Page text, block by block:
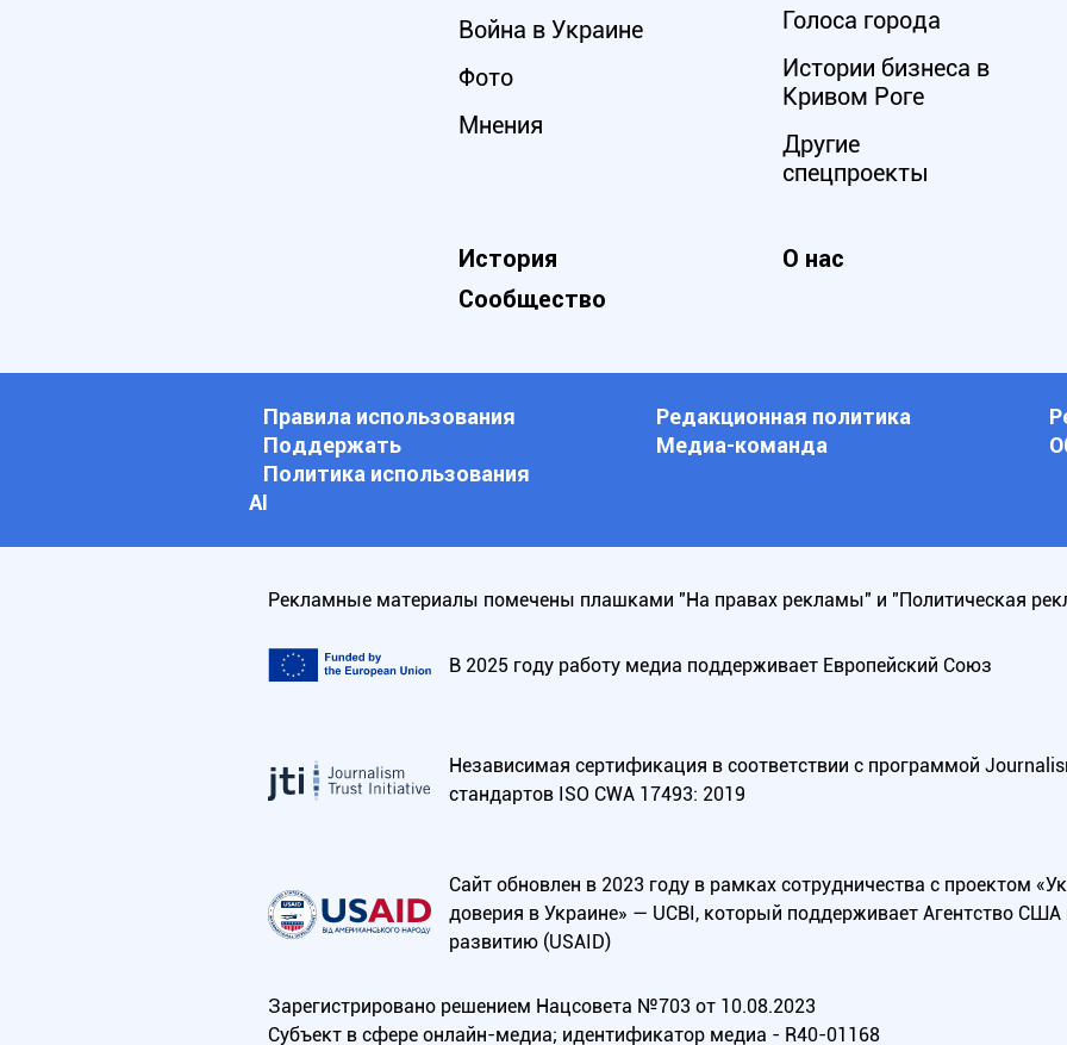
Война в Украине
Фото
Мнения
Голоса города
Истории бизнеса в
Кривом Роге
Другие
спецпроекты
История О нас
Сообщество
Правила использования Редакционная политика
Поддержать
Медиа-команда
Политика использования
АI
Рекламные материалы помечены плашками "На правах рекламы" и "Политическая
В 2025 году работу медиа поддерживает Европейский Союз
Независимая сертификация в соответствии с программой
стандартов ISO CWA 17493: 2019
Сайт обновлен в 2023 году в рамках сотрудничества с проектом
доверия в Украине» — UCBI, который поддерживает Агентство
развитию (USAID)
Зарегистрировано решением Нацсовета №703 от 10.08.2023
Субъект в сфере онлайн-медиа; идентификатор медиа - R40-01168